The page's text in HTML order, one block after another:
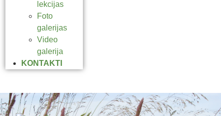
lekcijas
Foto
galerijas
Video
galerija
KONTAKTI